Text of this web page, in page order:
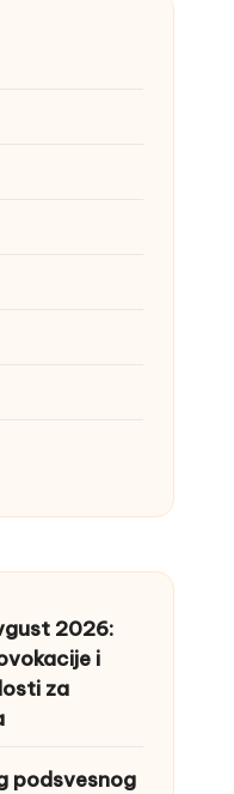
2026:
i
za
podsvesnog